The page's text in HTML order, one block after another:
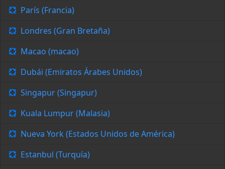
París (Francia)
Londres (Gran Bretaña)
Macao (macao)
Dubái (Emiratos Árabes Unidos)
Singapur (Singapur)
Kuala Lumpur (Malasia)
Nueva York (Estados Unidos de América)
Estanbul (Turquía)